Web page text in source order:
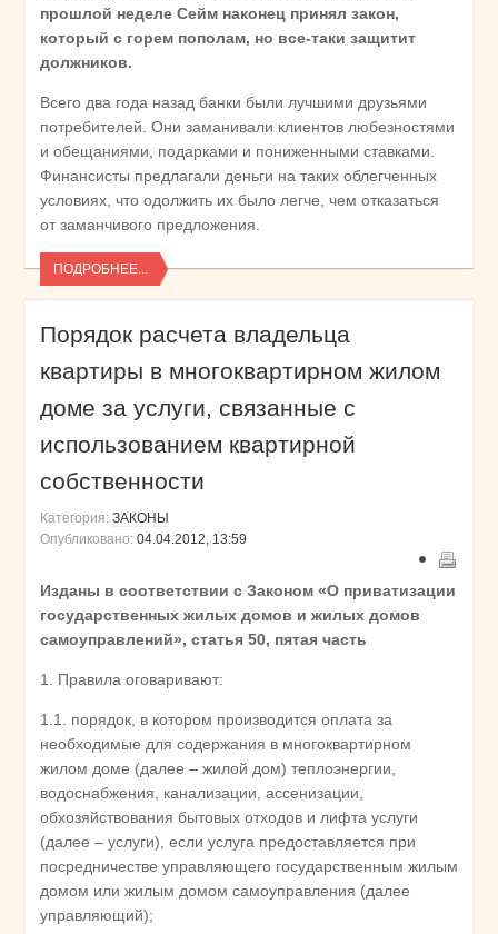
прошлой неделе Сейм наконец принял закон,
который с горем пополам, но все-таки защитит
должников.
Всего два года назад банки были лучшими друзьями
потребителей. Они заманивали клиентов любезностями
и обещаниями, подарками и пониженными ставками.
Финансисты предлагали деньги на таких облегченных
условиях, что одолжить их было легче, чем отказаться
от заманчивого предложения.
ПОДРОБНЕЕ...
Порядок расчета владельца
квартиры в многоквартирном жилом
доме за услуги, связанные с
использованием квартирной
собственности
Категория: ЗАКОНЫ
Опубликовано: 04.04.2012, 13:59
Изданы в соответствии с Законом «О приватизации
государственных жилых домов и жилых домов
самоуправлений», статья 50, пятая часть
1. Правила оговаривают:
1.1. порядок, в котором производится оплата за
необходимые для содержания в многоквартирном
жилом доме (далее – жилой дом) теплоэнергии,
водоснабжения, канализации, ассенизации,
обхозяйствования бытовых отходов и лифта услуги
(далее – услуги), если услуга предоставляется при
посредничестве управляющего государственным жилым
домом или жилым домом самоуправления (далее
управляющий);